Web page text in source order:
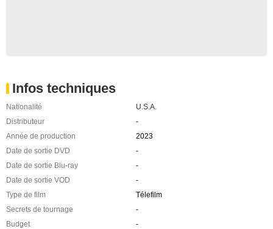
Infos techniques
Nationalité
U.S.A.
Distributeur
-
Année de production
2023
Date de sortie DVD
-
Date de sortie Blu-ray
-
Date de sortie VOD
-
Type de film
Télefilm
Secrets de tournage
-
Budget
-